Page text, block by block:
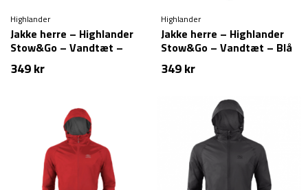
Highlander
Jakke herre – Highlander
Stow&Go – Vandtæt –
Army grøn
349kr
Highlander
Jakke herre – Highlander
Stow&Go – Vandtæt – Blå
349kr